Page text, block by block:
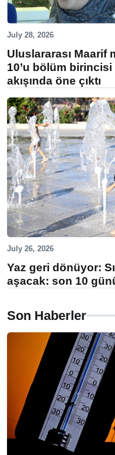
July 28, 2026
Uluslararası Maarif
10’u bölüm
akışında öne çıktı
July 26, 2026
Yaz geri dönüyor:
aşacak: son 10
Son Haberler